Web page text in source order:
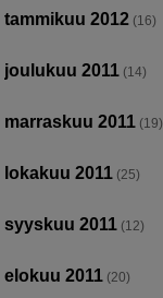
tammikuu 2012 (16)
joulukuu 2011 (14)
marraskuu 2011 (19)
lokakuu 2011 (25)
syyskuu 2011 (12)
elokuu 2011 (20)